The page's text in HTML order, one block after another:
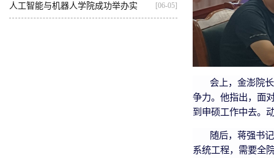
基...
人工智能与机器人学院成功举办实 [06-05]
会上，金澎院
争力。他指出，面
到申硕工作中去。
随后，蒋强书
系统工程，需要全